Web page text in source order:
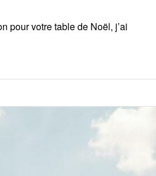
pour votre table de Noël, j’ai